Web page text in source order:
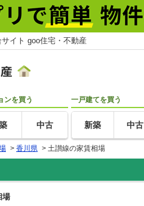
イト goo住宅・不動産
ンを買う
中古
一戸建てを買う
新築 中古
> 香川県 > 土讃線の家賃相場
場